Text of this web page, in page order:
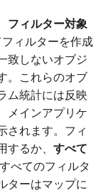
フィルター対象
ィルターを作成
致しないオブジ
。これらのオブ
ム統計には反映
メインアプリケ
されます。フィ
するか、 すべて
べてのフィルタ
ターはマップに